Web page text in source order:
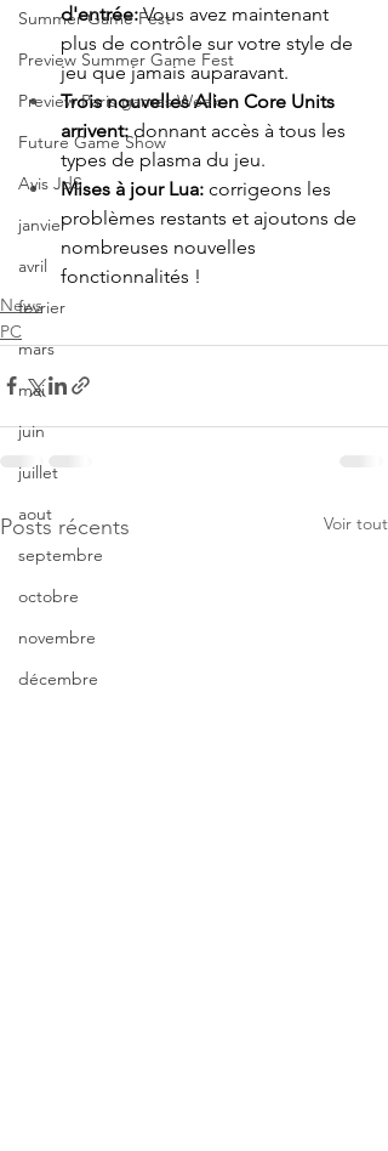
Summer Game Fest
Preview Summer Game Fest
Preview Paris games Week
Future Game Show
Avis JdS
janvier
avril
fevrier
mars
mai
juin
juillet
aout
septembre
octobre
novembre
décembre
d'entrée: Vous avez maintenant
plus de contrôle sur votre style de
jeu que jamais auparavant.
Trois nouvelles Alien Core Units
arrivent: donnant accès à tous les
types de plasma du jeu.
Mises à jour Lua: corrigeons les
problèmes restants et ajoutons de
nombreuses nouvelles
fonctionnalités !
News
PC
Posts récents Voir tout